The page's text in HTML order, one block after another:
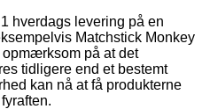
hverdags levering på en
Matchstick Monkey
på at det
tidligere end et bestemt
kan nå at få produkterne